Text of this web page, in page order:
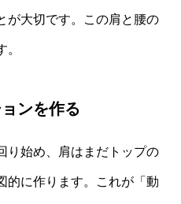
が大切です。この肩と腰の
ンを作る
り始め、肩はまだトップの
的に作ります。これが「動